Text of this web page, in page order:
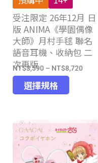
頁
面
選
擇
選
項
受注限定 26年12月 日
版 ANIMA《學園偶像
大師》月村手毬 聯名
語音耳機、收納包 二
次再版
NT$3,590 – NT$8,720價
到
選擇規格
產
多
種
款